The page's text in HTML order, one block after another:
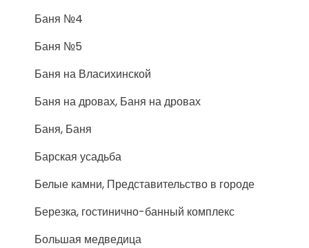
Баня №4
Баня №5
Баня на Власихинской
Баня на дровах, Баня на дровах
Баня, Баня
Барская усадьба
Белые камни, Представительство в городе
Березка, гостинично-банный комплекс
Большая медведица